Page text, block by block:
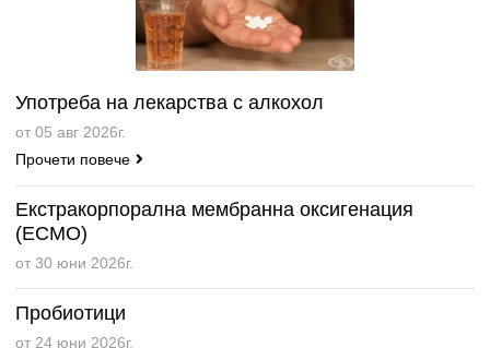
Употреба на лекарства с алкохол
от 05 авг 2026г.
Прочети повече
Екстракорпорална мембранна оксигенация
(ECMO)
от 30 юни 2026г.
Пробиотици
от 24 юни 2026г.